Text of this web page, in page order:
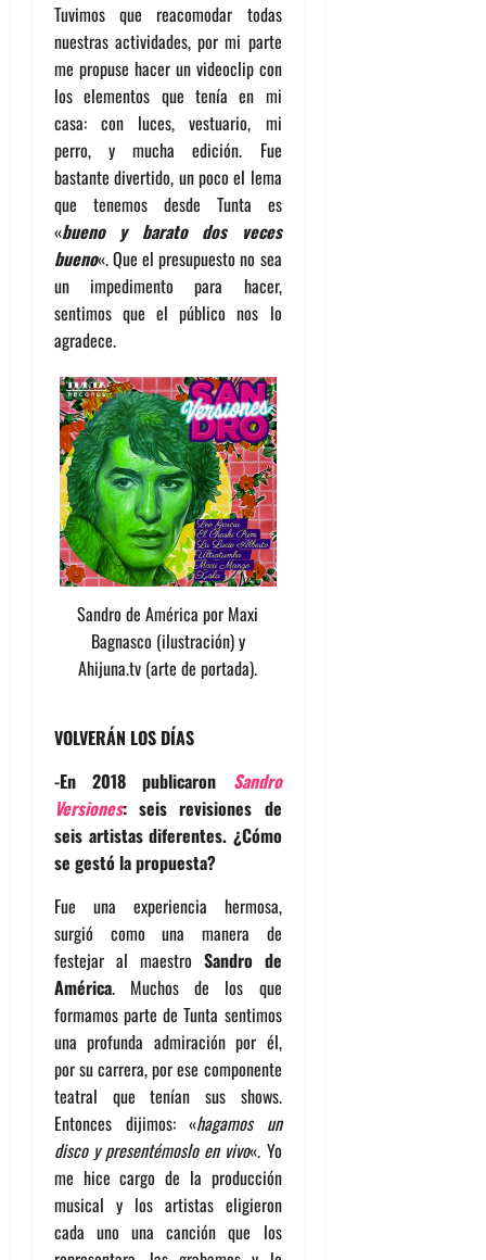
Tuvimos que reacomodar todas
nuestras actividades, por mi parte
me propuse hacer un videoclip con
los elementos que tenía en mi
casa: con luces, vestuario, mi
perro, y mucha edición. Fue
bastante divertido, un poco el lema
que tenemos desde Tunta es
«bueno y barato dos veces
bueno«. Que el presupuesto no sea
un impedimento para hacer,
sentimos que el público nos lo
agradece.
Sandro de América por Maxi
Bagnasco (ilustración) y
Ahijuna.tv (arte de portada).
VOLVERÁN LOS DÍAS
-En 2018 publicaron Sandro
Versiones: seis revisiones de
seis artistas diferentes. ¿Cómo
se gestó la propuesta?
Fue una experiencia hermosa,
surgió como una manera de
festejar al maestro Sandro de
América. Muchos de los que
formamos parte de Tunta sentimos
una profunda admiración por él,
por su carrera, por ese componente
teatral que tenían sus shows.
Entonces dijimos: «hagamos un
disco y presentémoslo en vivo«. Yo
me hice cargo de la producción
musical y los artistas eligieron
cada uno una canción que los